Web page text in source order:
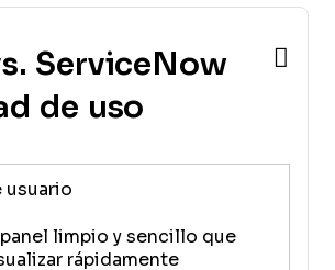
ServiceNow
de uso
usuario
limpio y sencillo que
rápidamente